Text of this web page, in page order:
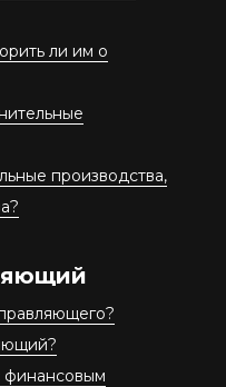
ли им о
производства,
финансовым